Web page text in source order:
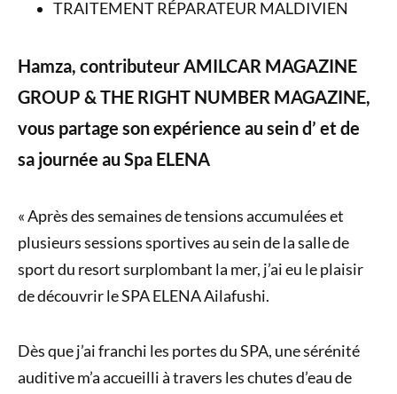
TRAITEMENT RÉPARATEUR MALDIVIEN
Hamza, contributeur AMILCAR MAGAZINE
GROUP & THE RIGHT NUMBER MAGAZINE,
vous partage son expérience au sein d’ et de
sa journée au Spa ELENA
« Après des semaines de tensions accumulées et
plusieurs sessions sportives au sein de la salle de
sport du resort surplombant la mer, j’ai eu le plaisir
de découvrir le SPA ELENA Ailafushi.
Dès que j’ai franchi les portes du SPA, une sérénité
auditive m’a accueilli à travers les chutes d’eau de